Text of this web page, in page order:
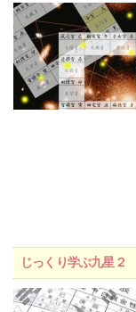
じっくり学ぶ九星２